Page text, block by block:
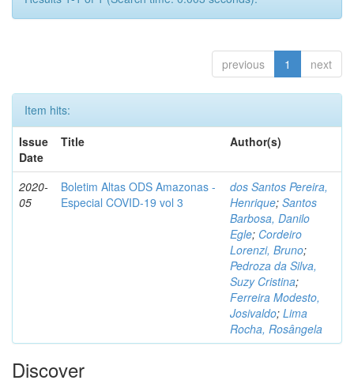
previous 1 next
Item hits:
Issue
Date
Title Author(s)
2020-
05
Boletim Altas ODS Amazonas -
Especial COVID-19 vol 3
dos Santos Pereira,
Henrique; Santos
Barbosa, Danilo
Egle; Cordeiro
Lorenzi, Bruno;
Pedroza da Silva,
Suzy Cristina;
Ferreira Modesto,
Josivaldo; Lima
Rocha, Rosângela
Discover